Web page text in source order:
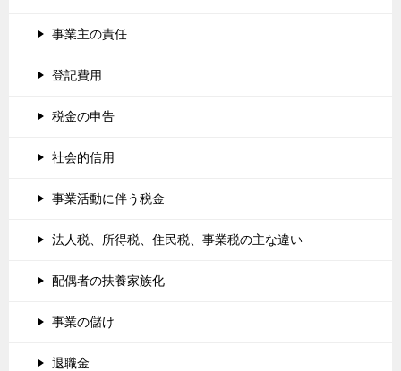
事業主の責任
登記費用
税金の申告
社会的信用
事業活動に伴う税金
法人税、所得税、住民税、事業税の主な違い
配偶者の扶養家族化
事業の儲け
退職金